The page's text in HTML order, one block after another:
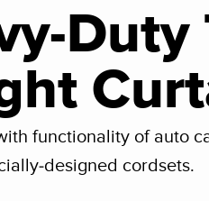
Duty
functionality of auto
designed cordsets.